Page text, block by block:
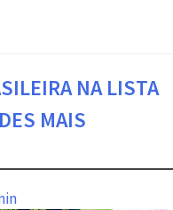
NA LISTA
MAIS